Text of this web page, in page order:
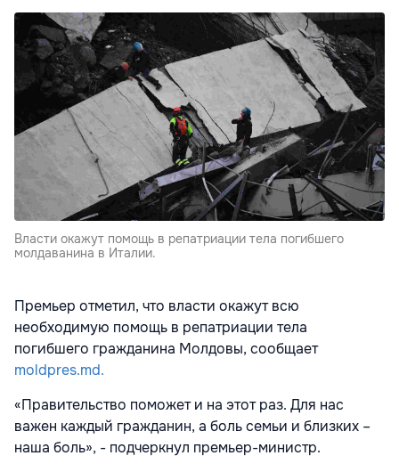
Власти окажут помощь в репатриации тела погибшего
молдаванина в Италии.
Премьер отметил, что власти окажут всю
необходимую помощь в репатриации тела
погибшего гражданина Молдовы, сообщает
moldpres.md.
«Правительство поможет и на этот раз. Для нас
важен каждый гражданин, а боль семьи и близких –
наша боль», - подчеркнул премьер-министр.